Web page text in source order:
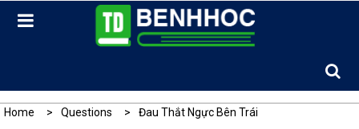
Skip
Home Questions Đau Thắt Ngực Bên Trái